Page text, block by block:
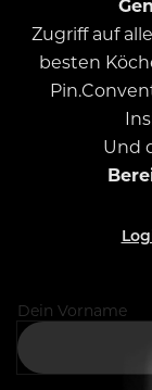
Zugriff auf
besten
Und
Dein Vorname